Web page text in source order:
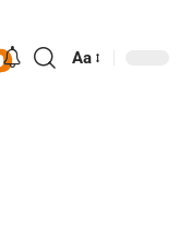
Aa